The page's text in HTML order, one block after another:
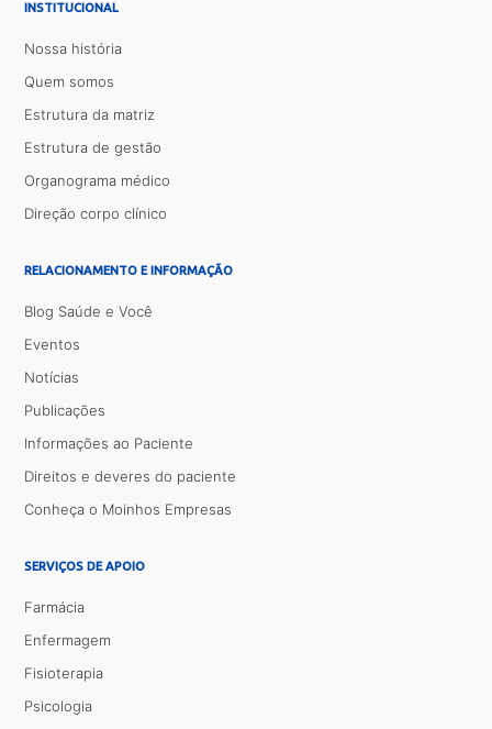
INSTITUCIONAL
Nossa história
Quem somos
Estrutura da matriz
Estrutura de gestão
Organograma médico
Direção corpo clínico
RELACIONAMENTO E INFORMAÇÃO
Blog Saúde e Você
Eventos
Notícias
Publicações
Informações ao Paciente
Direitos e deveres do paciente
Conheça o Moinhos Empresas
SERVIÇOS DE APOIO
Farmácia
Enfermagem
Fisioterapia
Psicologia